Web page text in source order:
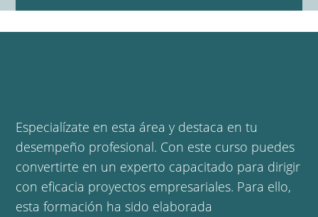
Especialízate en esta área y destaca en tu
desempeño profesional. Con este curso puedes
convertirte en un experto capacitado para dirigir
con eficacia proyectos empresariales. Para ello,
esta formación ha sido elaborada